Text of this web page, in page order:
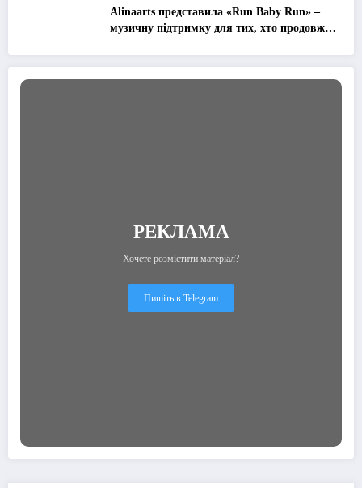
Alinaarts представила «Run Baby Run» –
музичну підтримку для тих, хто продовжує
РЕКЛАМА
Хочете розмістити матеріал?
Пишіть в Telegram